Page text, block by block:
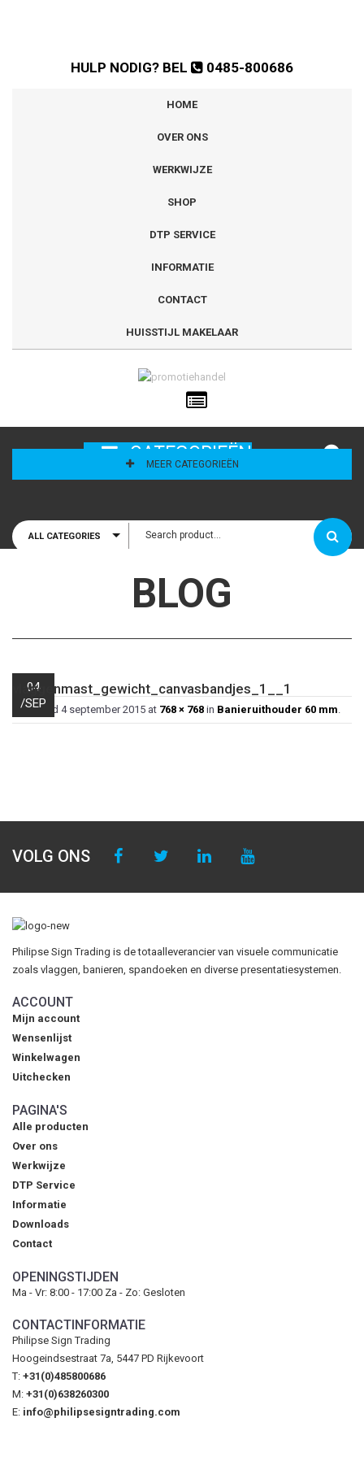
HULP NODIG? BEL 0485-800686
HOME
OVER ONS
WERKWIJZE
SHOP
DTP SERVICE
INFORMATIE
CONTACT
HUISSTIJL MAKELAAR
CATEGORIEËN
MEER CATEGORIEËN
ALL CATEGORIES
BLOG
04
/SEP
vlaggenmast_gewicht_canvasbandjes_1__1
Published 4 september 2015 at 768 × 768 in Banieruithouder 60 mm
VOLG ONS
Philipse Sign Trading is de totaalleverancier van visuele communicatie
zoals vlaggen, banieren, spandoeken en diverse presentatiesystemen.
ACCOUNT
Mijn account
Wensenlijst
Winkelwagen
Uitchecken
PAGINA'S
Alle producten
Over ons
Werkwijze
DTP Service
Informatie
Downloads
Contact
OPENINGSTIJDEN
Ma - Vr: 8:00 - 17:00 Za - Zo: Gesloten
CONTACTINFORMATIE
Philipse Sign Trading
Hoogeindsestraat 7a, 5447 PD Rijkevoort
T: +31(0)485800686
M: +31(0)638260300
E: info@philipsesigntrading.com